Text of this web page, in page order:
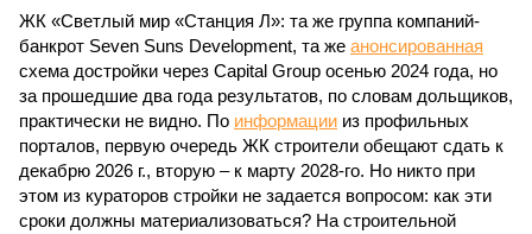
ЖК «Светлый мир «Станция Л»: та же группа компаний-
банкрот Seven Suns Development, та же анонсированная
схема достройки через Capital Group осенью 2024 года, но
за прошедшие два года результатов, по словам дольщиков,
практически не видно. По информации из профильных
порталов, первую очередь ЖК строители обещают сдать к
декабрю 2026 г., вторую – к марту 2028-го. Но никто при
этом из кураторов стройки не задается вопросом: как эти
сроки должны материализоваться? На строительной